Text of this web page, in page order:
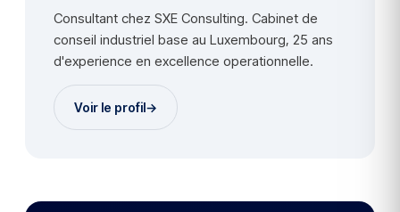
Consultant chez SXE Consulting. Cabinet de
conseil industriel base au Luxembourg, 25 ans
d'experience en excellence operationnelle.
Voir le profil→